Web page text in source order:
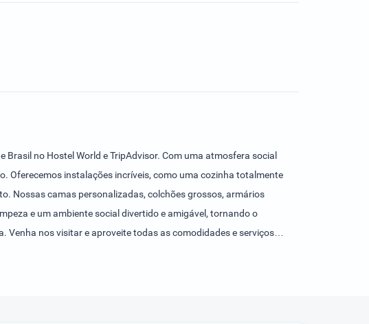
no Hostel World e TripAdvisor. Com uma atmosfera social
Oferecemos instalações incríveis, como uma cozinha totalmente
Nossas camas personalizadas, colchões grossos, armários
e um ambiente social divertido e amigável, tornando o
Venha nos visitar e aproveite todas as comodidades e serviços